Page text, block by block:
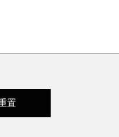
置